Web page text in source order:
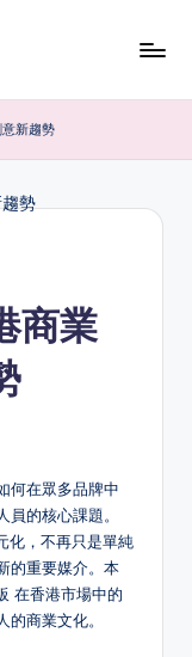
新趨勢
商業
何在眾多品牌中
的核心課題。
化，不再只是單純
的重要媒介。本
在香港市場中的
商業文化。